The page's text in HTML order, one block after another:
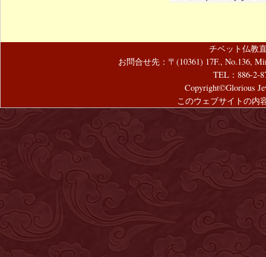
チベット仏教
お問合せ先：〒(10361) 17F., No.136,
TEL：886-2-
Copyright©Glorious
このウェブサイトの内